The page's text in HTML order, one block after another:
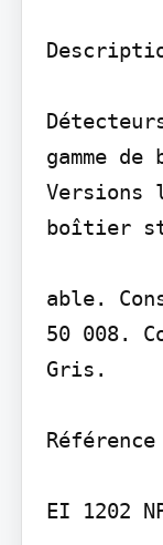
gamme
Versions
boîtier
able.
50 008.
Gris.
Référence
EI 1202